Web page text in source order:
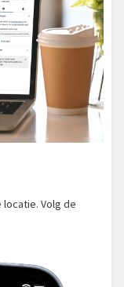
Volg de